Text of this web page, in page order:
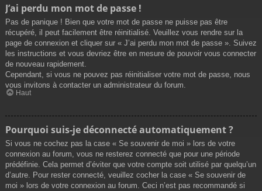
J’ai perdu mon mot de passe !
Pas de panique ! Bien que votre mot de passe ne puisse pas être
récupéré, il peut facilement être réinitialisé. Veuillez vous rendre sur la
page de connexion et cliquer sur « J’ai perdu mon mot de passe ». Suivez
les instructions et vous devriez être en mesure de pouvoir vous connecter
de nouveau rapidement.
Cependant, si vous ne pouvez pas réinitialiser votre mot de passe, nous
vous invitons à contacter un administrateur du forum.
Haut
Pourquoi suis-je déconnecté automatiquement ?
Si vous ne cochez pas la case « Se souvenir de moi » lors de votre
connexion au forum, vous ne resterez connecté que pour une période
prédéfinie. Cela permet d’éviter que votre compte soit utilisé par quelqu’un
d’autre. Pour rester connecté, veuillez cocher la case « Se souvenir de
moi » lors de votre connexion au forum. Ceci n’est pas recommandé si